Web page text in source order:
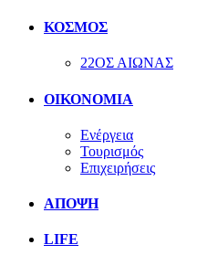
ΚΟΣΜΟΣ
22ΟΣ ΑΙΩΝΑΣ
ΟΙΚΟΝΟΜΙΑ
Ενέργεια
Τουρισμός
Επιχειρήσεις
ΑΠΟΨΗ
LIFE